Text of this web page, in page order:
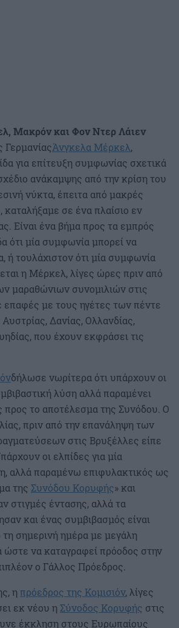
Μακρόν και Φον Ντερ Λάιεν
ΓερμανίαςΆνγκελα Μέρκελ,
για επίτευξη συμφωνίας σχετικά
ανάκαμψης από την κρίση του
νύκτα, έπειτα από μακρές
καταλήξαμε σε ένα πλαίσιο εν
Είναι ένα βήμα προς τα εμπρός
ότι μία συμφωνία μπορεί να
ή τουλάχιστον ότι μία συμφωνία
η Μέρκελ, λίγες ώρες πριν από
μαραθώνιων συνομιλιών στις
επαφές με τους ηγέτες των πέντε
Δανίας, Ολλανδίας,
που έχουν εκφράσει τις
δήλωσε νωρίτερα ότι υπάρχουν οι
λύση αλλά παραμένει
προς το αποτέλεσμα της Συνόδου. Ο
πριν από την επανάληψη των
στις Βρυξέλλες είπε
οι ελπίδες για μία
αλλά παραμένω επιφυλακτικός ως
της Συνόδου Κορυφής» και
στιγμές έντασης, αλλά τα
και ένας συμβιβασμός είναι
τη σημερινή ημέρα με μεγάλη
ώστε να καταγραφεί πρόοδος στην
ο Γάλλος Πρόεδρος.
η πρόεδρος της Κομισιόν, λίγες
εκ νέου η Σύνοδος Κορυφής στις
έκκληση στους Ευρωπαίους